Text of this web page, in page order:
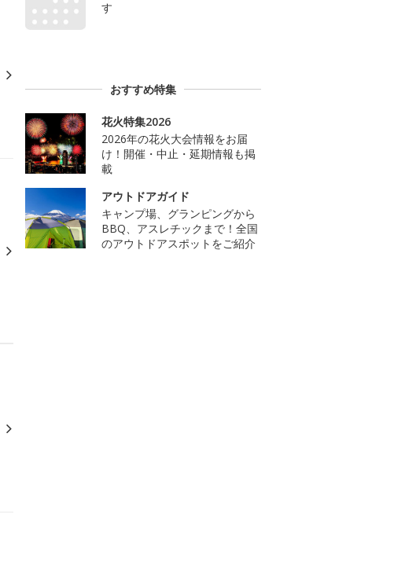
す
おすすめ特集
花火特集2026
2026年の花火大会情報をお届
け！開催・中止・延期情報も掲
載
アウトドアガイド
キャンプ場、グランピングから
BBQ、アスレチックまで！全国
のアウトドアスポットをご紹介